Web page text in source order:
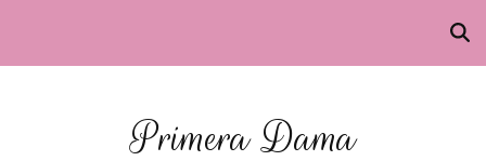
Primera Dama